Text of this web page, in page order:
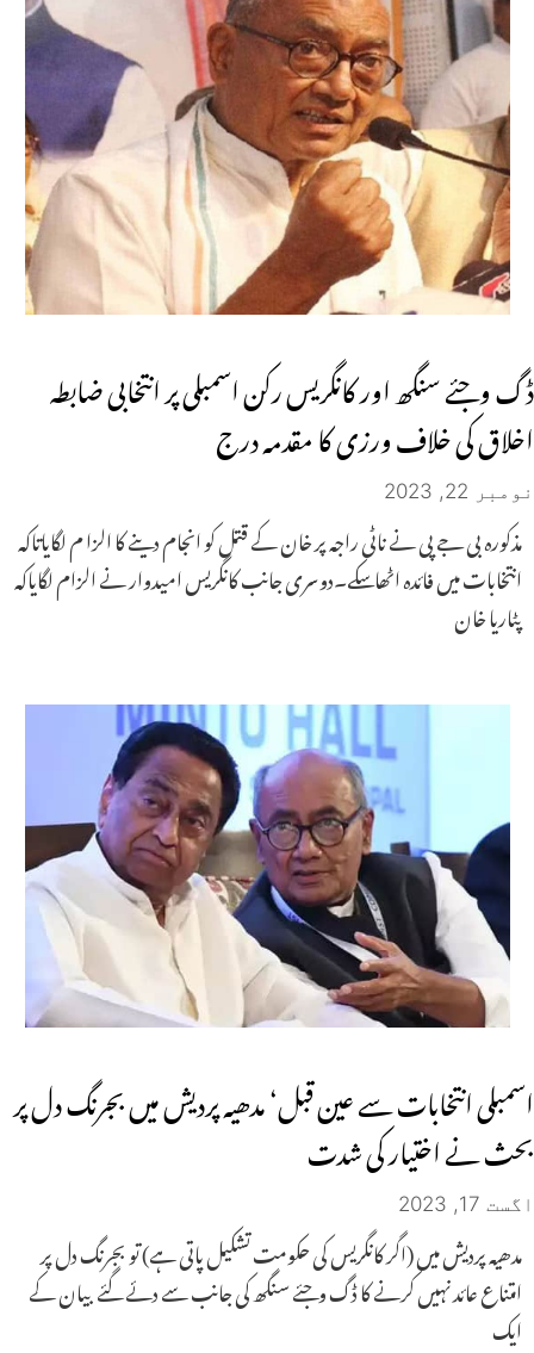
ڈگ وجئے سنگھ اور کانگریس رکن اسمبلی پر انتخابی ضابطہ
اخلاق کی خلاف ورزی کا مقدمہ درج
نومبر 22, 2023
مذکورہ بی جے پی نے ناٹی راجہ پر خان کے قتل کو انجام دینے کا الزا م لگایاتاکہ
انتخابات میں فائدہ اٹھاسکے۔دوسری جانب کانگریس امیدوار نے الزام لگایاکہ
پٹاریا خان
اسمبلی انتخابات سے عین قبل‘ مدھیہ پردیش میں بجرنگ دل پر
بحث نے اختیار کی شدت
اگست 17, 2023
مدھیہ پردیش میں (اگر کانگریس کی حکومت تشکیل پاتی ہے) تو بجرنگ دل پر
امتناع عائد نہیں کرنے کا ڈگ وجئے سنگھ کی جانب سے دئے گئے بیان کے
ایک